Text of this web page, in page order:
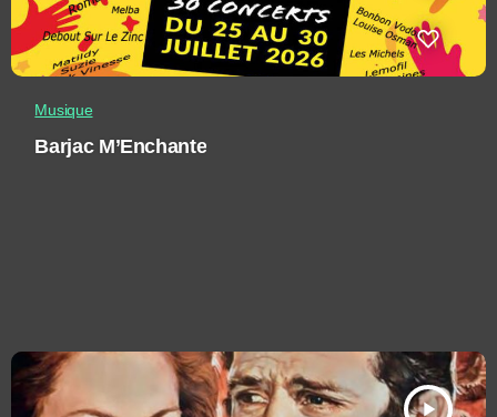
Musique
Barjac M’Enchante
play_arrow